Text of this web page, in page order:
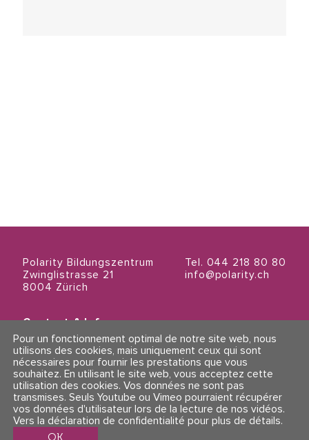
Polarity Bildungszentrum
Zwinglistrasse 21
8004 Zürich
Tel. 044 218 80 80
info@polarity.ch
Contact & Info
Conditions générales
Mentions légales et politique de confidentialité
Suivez-nous
Pour un fonctionnement optimal de notre site web, nous
utilisons des cookies, mais uniquement ceux qui sont
nécessaires pour fournir les prestations que vous
souhaitez. En utilisant le site web, vous acceptez cette
utilisation des cookies. Vos données ne sont pas
transmises. Seuls Youtube ou Vimeo pourraient récupérer
vos données d'utilisateur lors de la lecture de nos vidéos.
Vers la déclaration de confidentialité pour plus de détails.
OK